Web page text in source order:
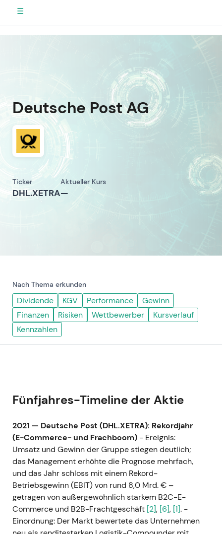
☰
Deutsche Post AG
Ticker
DHL.XETRA
Aktueller Kurs
—
Nach Thema erkunden
Dividende KGV Performance
Gewinn
Finanzen
Risiken Wettbewerber
Kursverlauf
Kennzahlen
Fünfjahres-Timeline der Aktie
2021 — Deutsche Post (DHL.XETRA): Rekordjahr
(E-Commerce- und Frachboom) - Ereignis:
Umsatz und Gewinn der Gruppe stiegen deutlich;
das Management erhöhte die Prognose mehrfach,
und das Jahr schloss mit einem Rekord-
Betriebsgewinn (EBIT) von rund 8,0 Mrd. € –
getragen von außergewöhnlich starkem B2C-E-
Commerce und B2B-Frachtgeschäft [2], [6], [1]. -
Einordnung: Der Markt bewertete das Unternehmen